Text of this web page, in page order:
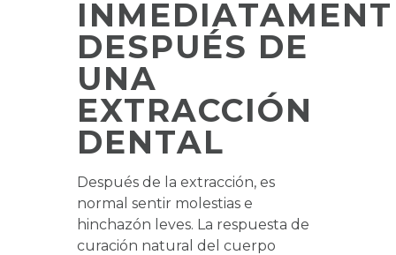
DESPUÉS DE
UNA
EXTRACCIÓN
DENTAL
Después de la extracción, es
normal sentir molestias e
hinchazón leves. La respuesta de
curación natural del cuerpo